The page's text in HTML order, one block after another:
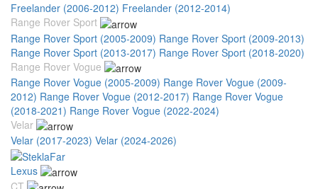
Freelander (2006-2012) Freelander (2012-2014)
Range Rover Sport
Range Rover Sport (2005-2009) Range Rover Sport (2009-2013)
Range Rover Sport (2013-2017) Range Rover Sport (2018-2020)
Range Rover Vogue
Range Rover Vogue (2005-2009) Range Rover Vogue (2009-
2012) Range Rover Vogue (2012-2017) Range Rover Vogue
(2018-2021) Range Rover Vogue (2022-2024)
Velar
Velar (2017-2023) Velar (2024-2026)
Lexus
CT